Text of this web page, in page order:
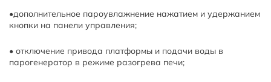
•дополнительное пароувлажнение нажатием и удержанием
кнопки на панели управления;
• отключение привода платформы и подачи воды в
парогенератор в режиме разогрева печи;